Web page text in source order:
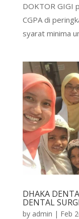
DOKTOR GIGI
CGPA di
syarat minima
DHAKA
DENTAL
by admin | Feb